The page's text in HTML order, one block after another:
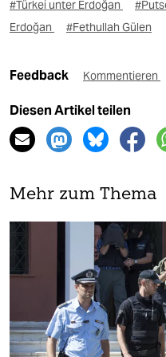
#Türkei unter Erdoğan
Erdoğan
#Fethullah Gülen
Feedback Kommentieren
Diesen Artikel teilen
Mehr zum Thema